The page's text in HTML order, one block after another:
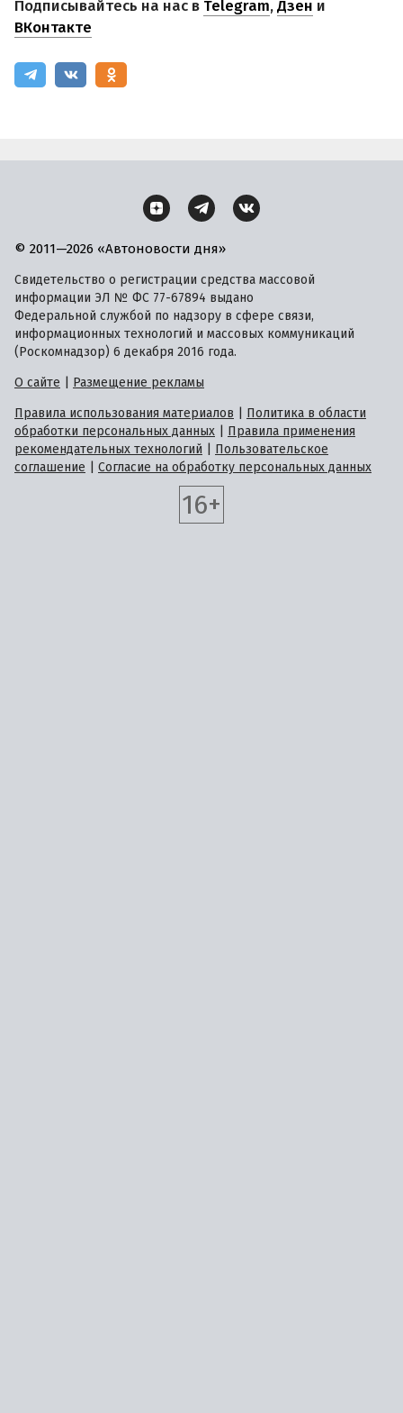
Подписывайтесь на нас в Telegram,Дзен и
ВКонтакте
© 2011—2026 «Автоновости дня»
Свидетельство о регистрации средства массовой
информации ЭЛ № ФС 77-67894 выдано
Федеральной службой по надзору в сфере связи,
информационных технологий и массовых коммуникаций
(Роскомнадзор) 6 декабря 2016 года.
О сайте
Размещение рекламы
Правила использования материалов
Политика в области
обработки персональных данных
Правила применения
рекомендательных технологий
Пользовательское
соглашение
Согласие на обработку персональных данных
16+